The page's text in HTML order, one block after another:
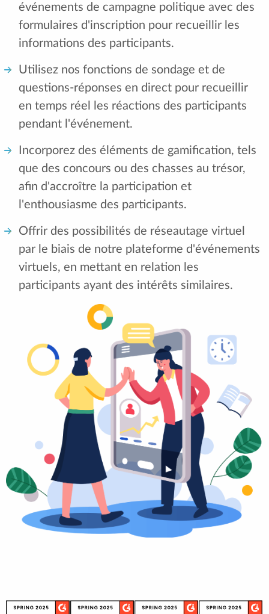
événements de campagne politique avec des
formulaires d'inscription pour recueillir les
informations des participants.
Utilisez nos fonctions de sondage et de
questions-réponses en direct pour recueillir
en temps réel les réactions des participants
pendant l'événement.
Incorporez des éléments de gamification, tels
que des concours ou des chasses au trésor,
afin d'accroître la participation et
l'enthousiasme des participants.
Offrir des possibilités de réseautage virtuel
par le biais de notre plateforme d'événements
virtuels, en mettant en relation les
participants ayant des intérêts similaires.